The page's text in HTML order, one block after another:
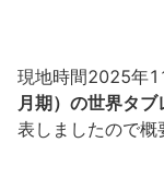
現地時間2025年
月期）の世界タ
表しましたので概